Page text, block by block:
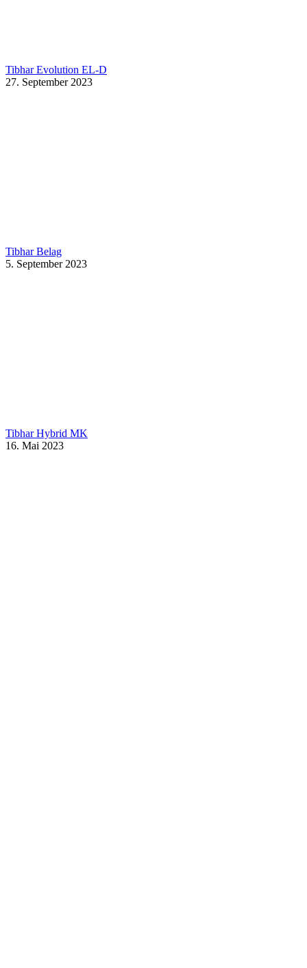
Tibhar Evolution EL-D
27. September 2023
Tibhar Belag
5. September 2023
Tibhar Hybrid MK
16. Mai 2023